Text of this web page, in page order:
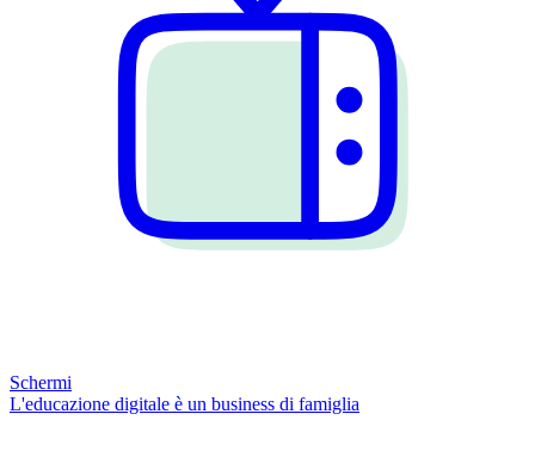
Schermi
L'educazione digitale è un business di famiglia